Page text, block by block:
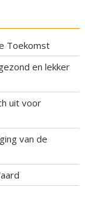
Toekomst
en lekker
uit voor
van de